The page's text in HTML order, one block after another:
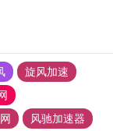
旋风加速
风驰加速器